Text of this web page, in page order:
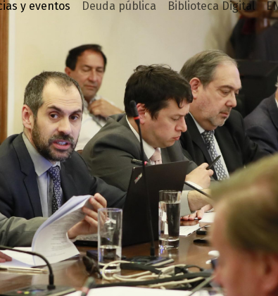
y eventos Deuda pública Biblioteca Digital